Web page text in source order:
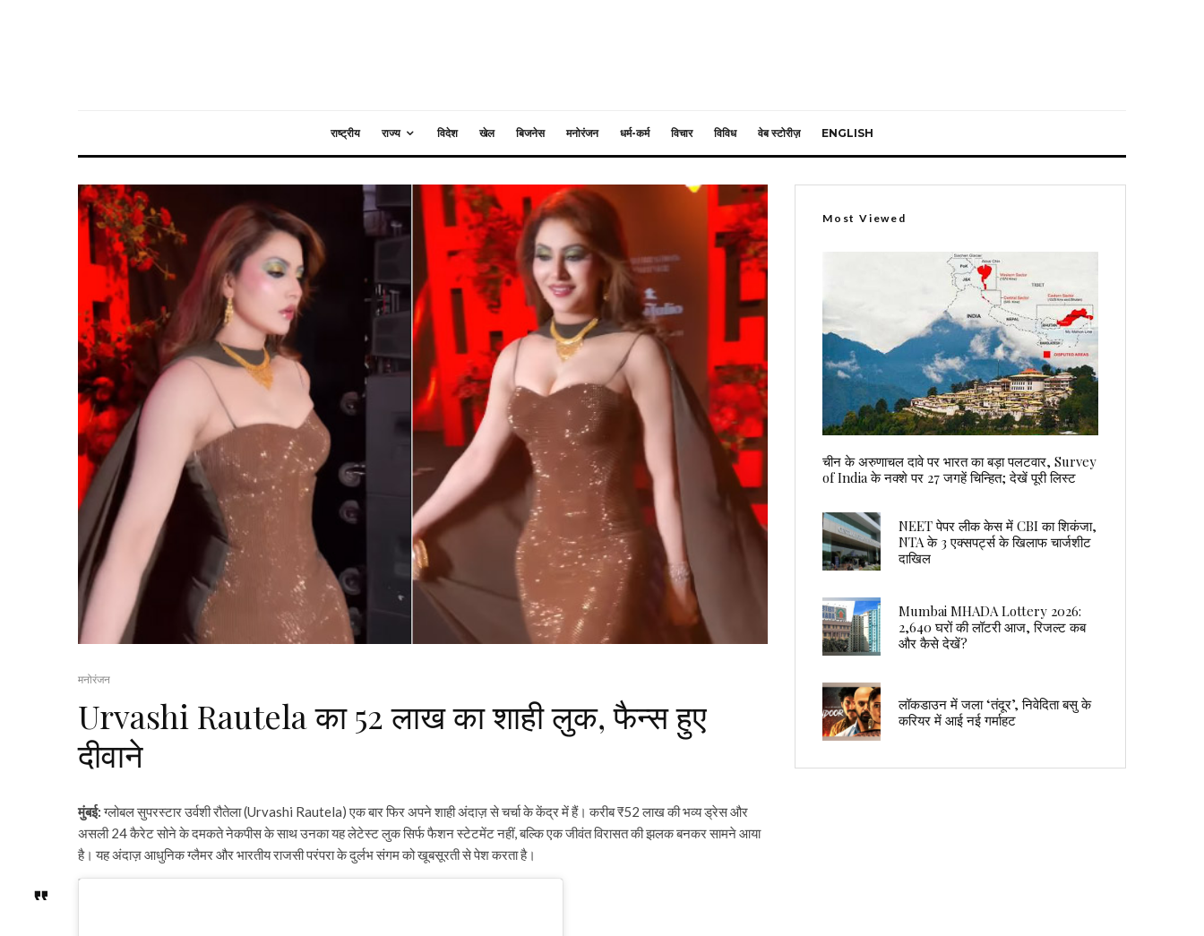
राष्ट्रीय राज्य विदेश खेल बिजनेस मनोरंजन धर्म-कर्म विचार विविध वेब स्टोरीज़ ENGLISH
मनोरंजन
Urvashi Rautela का ₹52 लाख का शाही लुक, फैन्स हुए
दीवाने
मुंबई:ग्लोबल सुपरस्टार उर्वशी रौतेला (Urvashi Rautela) एक बार फिर अपने शाही अंदाज़ से चर्चा के केंद्र में हैं। करीब ₹52 लाख की भव्य ड्रेस और
असली 24 कैरेट सोने के दमकते नेकपीस के साथ उनका यह लेटेस्ट लुक सिर्फ फैशन स्टेटमेंट नहीं, बल्कि एक जीवंत विरासत की झलक बनकर सामने आया
है। यह अंदाज़ आधुनिक ग्लैमर और भारतीय राजसी परंपरा के दुर्लभ संगम को खूबसूरती से पेश करता है।
Most Viewed
चीन के अरुणाचल दावे पर भारत का बड़ा पलटवार, Survey
of India के नक्शे पर 27 जगहें चिन्हित; देखें पूरी लिस्ट
NEET पेपर लीक केस में CBI का शिकंजा,
NTA के 3 एक्सपर्ट्स के खिलाफ चार्जशीट
दाखिल
Mumbai MHADA Lottery 2026:
2,640 घरों की लॉटरी आज, रिजल्ट कब
और कैसे देखें?
लॉकडाउन में जला ‘तंदूर’, निवेदिता बसु के
करियर में आई नई गर्माहट